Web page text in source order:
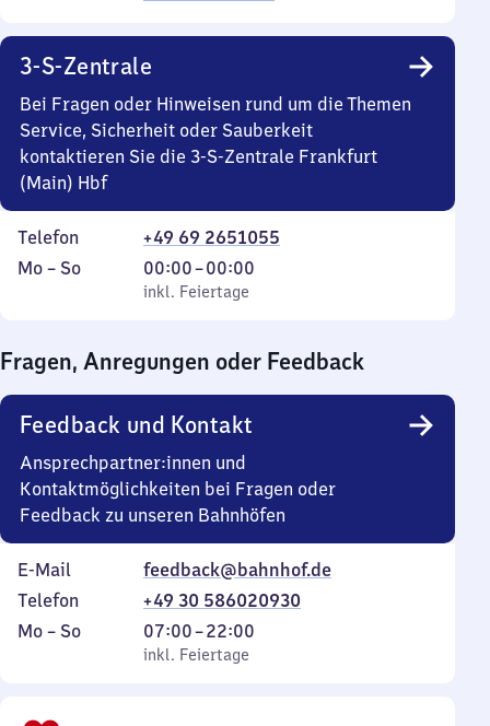
3-S-Zentrale
Bei Fragen oder Hinweisen rund um die Themen
Service, Sicherheit oder Sauberkeit
kontaktieren Sie die 3-S-Zentrale Frankfurt
(Main) Hbf
Telefon
+49 69 2651055
Montag
Mo – So,
inkl. Feiertage
00:00–00:00
Von
0
0
Uhr
inkl. Feiertage
Fragen, Anregungen oder Feedback
Feedback und Kontakt
Ansprechpartner:innen und
Kontaktmöglichkeiten bei Fragen oder
Feedback zu unseren Bahnhöfen
E-Mail
feedback@bahnhof.de
Telefon
+49 30 586020930
Montag
Mo – So,
inkl. Feiertage
07:00–22:00
Von
7
inkl. Feiertage